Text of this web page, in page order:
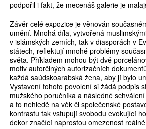
podpořil i fakt, že mecenáš galerie je
Závěr celé expozice je věnován
umění. Mnohá díla, vytvořená
v islámských zemích, tak v diasporách v
státech, reflektují mnohé problémy
světa. Příkladem mohou být dvě
motiv autorčiných autorizačních
každá saúdskoarabská žena, aby jí bylo
Vystavení tohoto povolení si žádá podpis
mužského poručníka a následné
a to nehledě na věk či společenské
kontrastu tak vstupují svobodu evokující
dekor značící naprostou omezenost